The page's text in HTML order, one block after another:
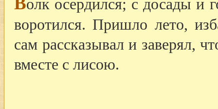
олк осердился; с досады и
воротился. Пришло лето,
сам рассказывал и заверял,
вместе с лисою.